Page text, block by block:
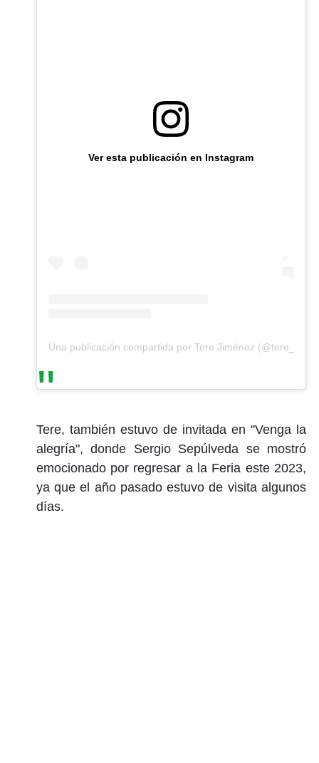
Ver esta publicación en Instagram
Una publicación compartida por Tere Jiménez
Tere, también estuvo de invitada en "Venga la
alegría", donde Sergio Sepúlveda se mostró
emocionado por regresar a la Feria este 2023,
ya que el año pasado estuvo de visita algunos
días.